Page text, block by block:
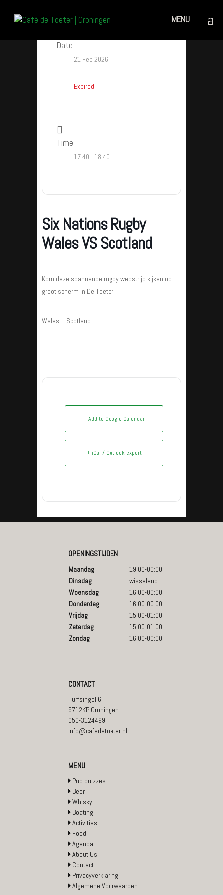
Date
21 Feb 2026
Expired!
Time
17:40 - 18:40
Six Nations Rugby
Wales VS Scotland
Kom deze spannende rugby wedstrijd kijken op
groot scherm in De Toeter!
Wales – Scotland
+ Add to Google Calendar
+ iCal / Outlook export
OPENINGSTIJDEN
Maandag
19:00-00:00
Dinsdag
wisselend
Woensdag
16:00-00:00
Donderdag
16:00-00:00
Vrijdag
15:00-01:00
Zaterdag
15:00-01:00
Zondag
16:00-00:00
CONTACT
Turfsingel 6
9712KP Groningen
050-3124499
info@cafedetoeter.nl
MENU
Pub quizzes
Beer
Whisky
Boating
Activities
Food
Agenda
About Us
Contact
Privacyverklaring
Algemene Voorwaarden